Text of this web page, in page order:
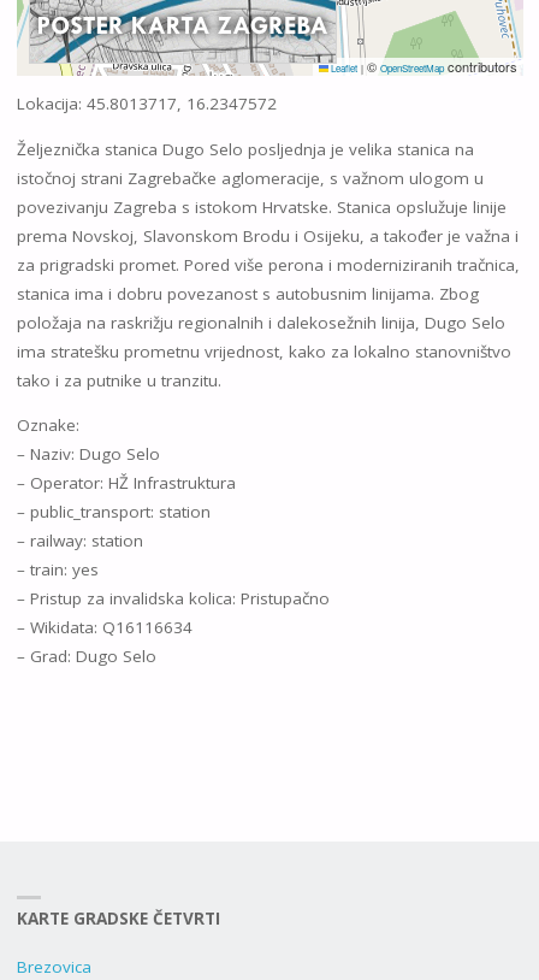
Leaflet |© OpenStreetMapcontributors
Lokacija: 45.8013717, 16.2347572
Željeznička stanica Dugo Selo posljednja je velika stanica na
istočnoj strani Zagrebačke aglomeracije, s važnom ulogom u
povezivanju Zagreba s istokom Hrvatske. Stanica opslužuje linije
prema Novskoj, Slavonskom Brodu i Osijeku, a također je važna i
za prigradski promet. Pored više perona i moderniziranih tračnica,
stanica ima i dobru povezanost s autobusnim linijama. Zbog
položaja na raskrižju regionalnih i dalekosežnih linija, Dugo Selo
ima stratešku prometnu vrijednost, kako za lokalno stanovništvo
tako i za putnike u tranzitu.
Oznake:
– Naziv: Dugo Selo
– Operator: HŽ Infrastruktura
– public_transport: station
– railway: station
– train: yes
– Pristup za invalidska kolica: Pristupačno
– Wikidata: Q16116634
– Grad: Dugo Selo
KARTE GRADSKE ČETVRTI
Brezovica